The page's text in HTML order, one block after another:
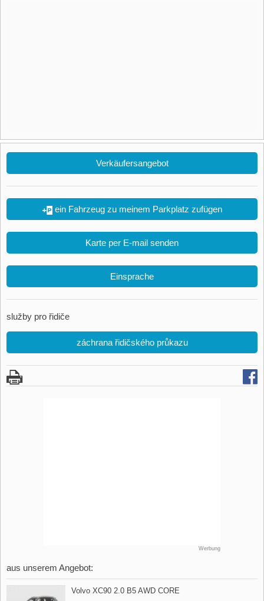
Verkäufersangebot
ein Fahrzeug zu meinem Parkplatz zufügen
Karte per E-mail senden
Einsprache
služby pro řidiče
záchrana řidičského průkazu
Werbung
aus unserem Angebot:
Volvo XC90 2.0 B5 AWD CORE